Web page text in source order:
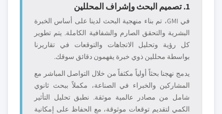
1. تصميم البحث وإشراف المحللين
في GMI، تم بناء منهجية البحث لدينا على أساس الخبرة
البشرية والتحقق الصارم والشفافية الكاملة. يتم تطوير
كل رؤية وتحليل الاتجاهات والتوقعات في تقاريرنا
بواسطة محللين ذوي خبرة يفهمون دقائق سوقك.
يدمج نهجنا بحثاً أولياً مكثفاً من خلال التواصل المباشر مع
المشاركين والخبراء في الصناعة، مكملاً ببحث ثانوي
شامل من مصادر عالمية موثقة. نطبق تحليل التأثير
الكمي لتقديم توقعات موثوقة، مع الحفاظ على إمكانية